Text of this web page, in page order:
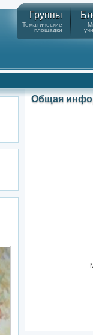
Группы
Тематические
площадки
Общая